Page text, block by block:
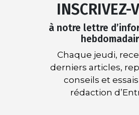
INSCRIVEZ-
à notre lettre
Chaque jeudi,
derniers articles,
conseils et
rédaction